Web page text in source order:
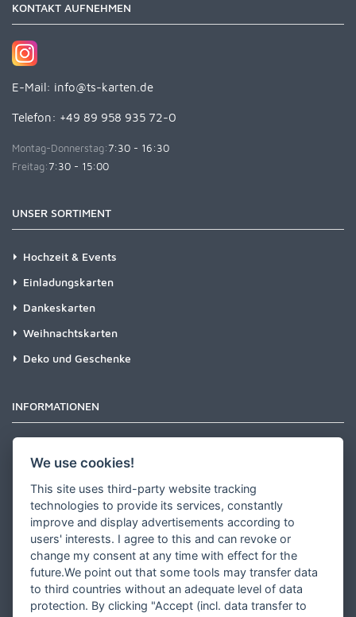
KONTAKT AUFNEHMEN
E-Mail: info@ts-karten.de
Telefon: +49 89 958 935 72-0
Montag-Donnerstag:7:30 - 16:30
Freitag:7:30 - 15:00
UNSER SORTIMENT
Hochzeit & Events
Einladungskarten
Dankeskarten
Weihnachtskarten
Deko und Geschenke
INFORMATIONEN
Versandinformationen
Partner werden
Designer werden
Über Tausendschön Karten
Blog
We use cookies!
This site uses third-party website tracking
technologies to provide its services, constantly
improve and display advertisements according to
users' interests. I agree to this and can revoke or
change my consent at any time with effect for the
future.We point out that some tools may transfer data
to third countries without an adequate level of data
protection. By clicking "Accept (incl. data transfer to